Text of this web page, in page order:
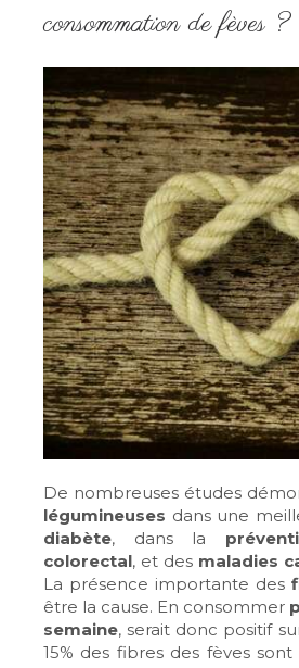
consommation de fèves ?
De nombreuses études
légumineuses dans une
diabète, dans la
colorectal, et des maladies
La présence importante des
être la cause. En consommer
semaine, serait donc positif
15% des fibres des fèves